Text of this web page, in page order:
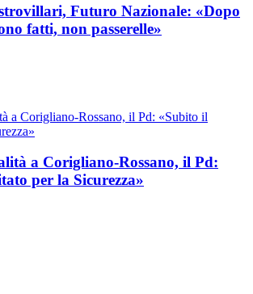
Futuro Nazionale: «Dopo
fatti, non passerelle»
a Corigliano-Rossano, il Pd:
per la Sicurezza»